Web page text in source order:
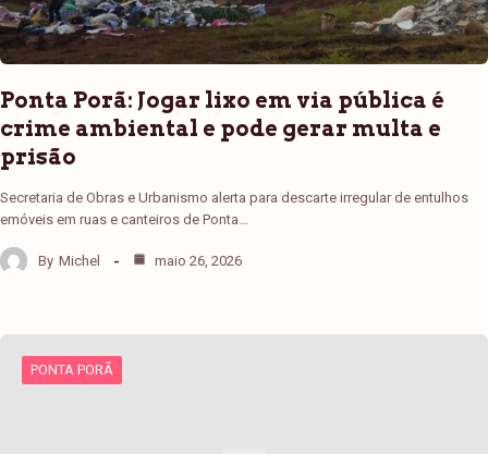
Ponta Porã: Jogar lixo em via pública é
crime ambiental e pode gerar multa e
prisão
Secretaria de Obras e Urbanismo alerta para descarte irregular de entulhos
emóveis em ruas e canteiros de Ponta…
By Michel maio 26, 2026
PONTA PORÃ